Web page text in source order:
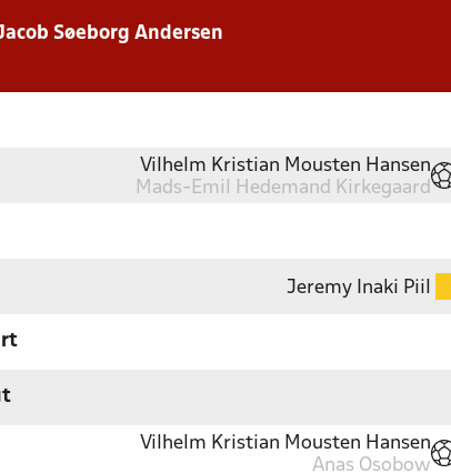
Søeborg Andersen
Vilhelm Kristian Mousten Hansen
Mads-Emil Hedemand Kirkegaard
Jeremy Inaki Piil
Vilhelm Kristian Mousten Hansen
Anas Osobow